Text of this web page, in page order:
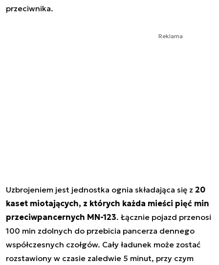
przeciwnika.
Reklama
Uzbrojeniem jest jednostka ognia składająca się z 20
kaset miotających, z których każda mieści pięć min
przeciwpancernych MN-123. Łącznie pojazd przenosi
100 min zdolnych do przebicia pancerza dennego
współczesnych czołgów. Cały ładunek może zostać
rozstawiony w czasie zaledwie 5 minut, przy czym